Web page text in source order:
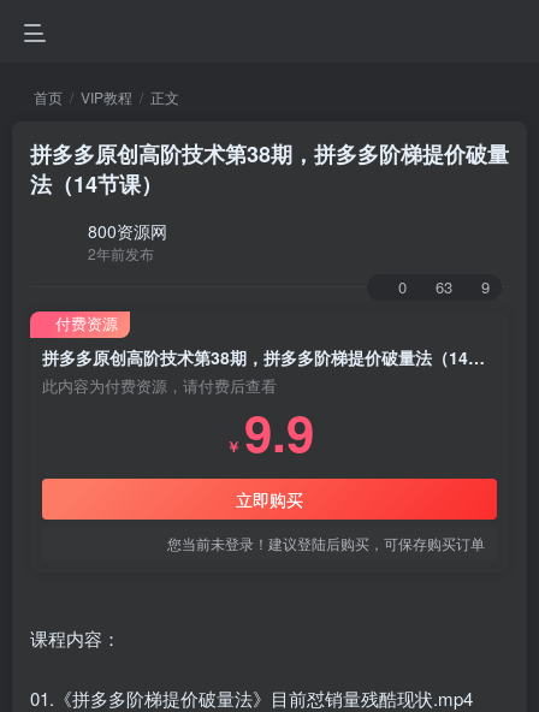
首页 VIP教程 正文
拼多多原创高阶技术第38期，拼多多阶梯提价破量
法（14节课）
800资源网
2年前发布
0 63 9
拼多多原创高阶技术第38期，拼多多阶梯提价破量法（14节课）
此内容为付费资源，请付费后查看
￥ 9.9
立即购买
您当前未登录！建议登陆后购买，可保存购买订单
付费资源
课程内容：
01.《拼多多阶梯提价破量法》目前怼销量残酷现状.mp4